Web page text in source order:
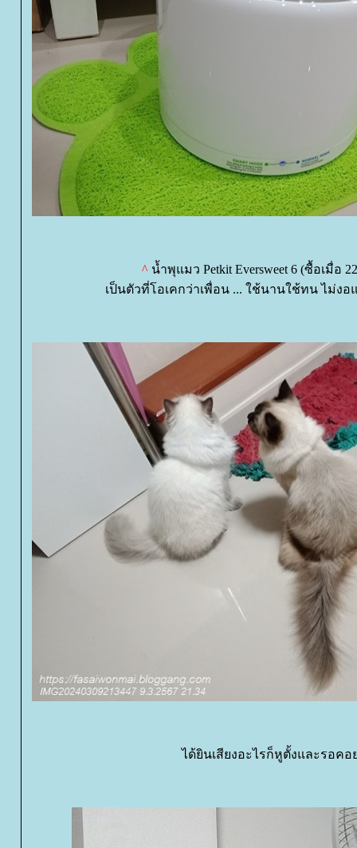
^น้ำพุแมว Petkit Eversweet 6 (ซื้อเมื่อ
เป็นตัวที่โอเคกว่าเพื่อน ... ใช้นานใช้ทน ไม่งอ
ได้ยินเสียงอะไรก็หูตั้งและรอค